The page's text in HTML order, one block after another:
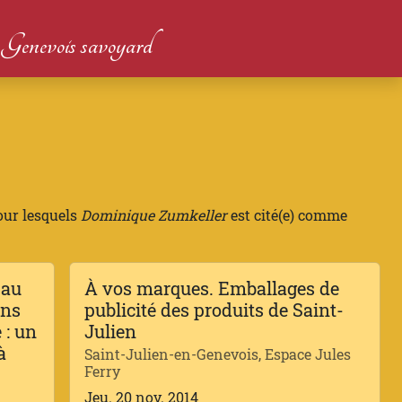
savoyard
lesquels Dominique Zumkellerest cité(e) comme
: un
À vos marques. Emballages de
publicité des produits de Saint-
Julien
Saint-Julien-en-Genevois, Espace Jules
Ferry
Jeu. 20 nov. 2014